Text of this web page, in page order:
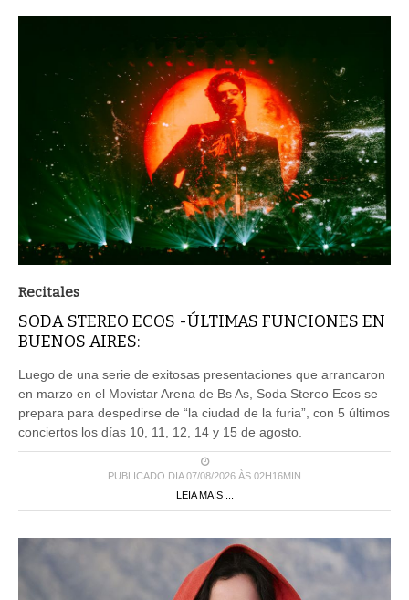
Recitales
SODA STEREO ECOS -ÚLTIMAS FUNCIONES EN
BUENOS AIRES:
Luego de una serie de exitosas presentaciones que arrancaron
en marzo en el Movistar Arena de Bs As, Soda Stereo Ecos se
prepara para despedirse de “la ciudad de la furia”, con 5 últimos
conciertos los días 10, 11, 12, 14 y 15 de agosto.
PUBLICADO DIA 07/08/2026 ÀS 02H16MIN
LEIA MAIS ...